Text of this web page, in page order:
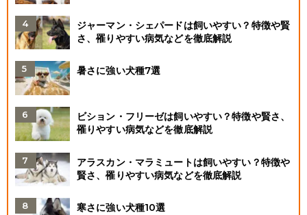
ジャーマン・シェパードは飼いやすい？特徴や賢
さ、罹りやすい病気などを徹底解説
暑さに強い犬種7選
ビション・フリーゼは飼いやすい？特徴や賢さ、
罹りやすい病気などを徹底解説
アラスカン・マラミュートは飼いやすい？特徴や
賢さ、罹りやすい病気などを徹底解説
寒さに強い犬種10選